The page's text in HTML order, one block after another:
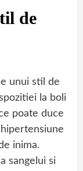
de
unui stil de
la boli
poate duce
inima.
sangelui si